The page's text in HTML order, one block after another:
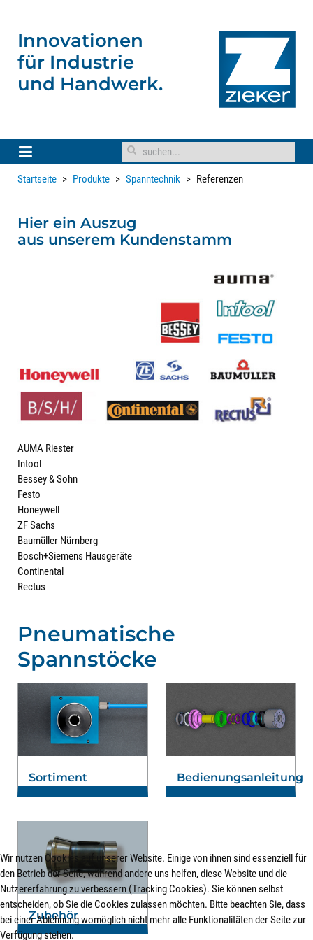
Innovationen
für Industrie
und Handwerk.
Startseite Produkte Spanntechnik Referenzen
Hier ein Auszug
aus unserem Kundenstamm
AUMA Riester
Intool
Bessey & Sohn
Festo
Honeywell
ZF Sachs
Baumüller Nürnberg
Bosch+Siemens Hausgeräte
Continental
Rectus
Pneumatische
Spannstöcke
Sortiment Bedienungsanleitung
Zubehör
Wir nutzen Cookies auf unserer Website. Einige von ihnen sind essenziell für
den Betrieb der Seite, während andere uns helfen, diese Website und die
Nutzererfahrung zu verbessern (Tracking Cookies). Sie können selbst
entscheiden, ob Sie die Cookies zulassen möchten. Bitte beachten Sie, dass
bei einer Ablehnung womöglich nicht mehr alle Funktionalitäten der Seite zur
Verfügung stehen.